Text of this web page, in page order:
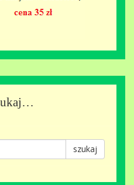
szukaj